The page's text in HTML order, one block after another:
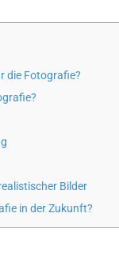
die Fotografie?
Bilder
in der Zukunft?